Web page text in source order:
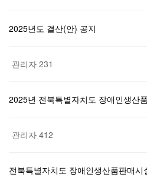
2025년도 결산(안) 공지
관리자 231
2025년 전북특별자치도 장애인생산
관리자 412
전북특별자치도 장애인생산품판매